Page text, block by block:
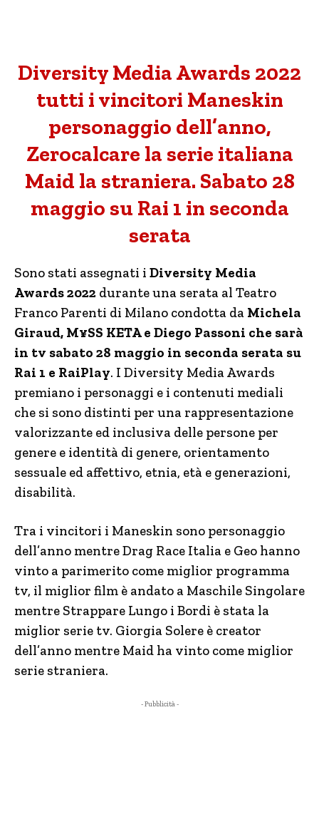
Diversity Media Awards 2022
tutti i vincitori Maneskin
personaggio dell’anno,
Zerocalcare la serie italiana
Maid la straniera. Sabato 28
maggio su Rai 1 in seconda
serata
Sono stati assegnati i Diversity Media
Awards 2022 durante una serata al Teatro
Franco Parenti di Milano condotta da Michela
Giraud, M¥SS KETA e Diego Passoni che sarà
in tv sabato 28 maggio in seconda serata su
Rai 1 e RaiPlay. I Diversity Media Awards
premiano i personaggi e i contenuti mediali
che si sono distinti per una rappresentazione
valorizzante ed inclusiva delle persone per
genere e identità di genere, orientamento
sessuale ed affettivo, etnia, età e generazioni,
disabilità.
Tra i vincitori i Maneskin sono personaggio
dell’anno mentre Drag Race Italia e Geo hanno
vinto a parimerito come miglior programma
tv, il miglior film è andato a Maschile Singolare
mentre Strappare Lungo i Bordi è stata la
miglior serie tv. Giorgia Solere è creator
dell’anno mentre Maid ha vinto come miglior
serie straniera.
- Pubblicità -